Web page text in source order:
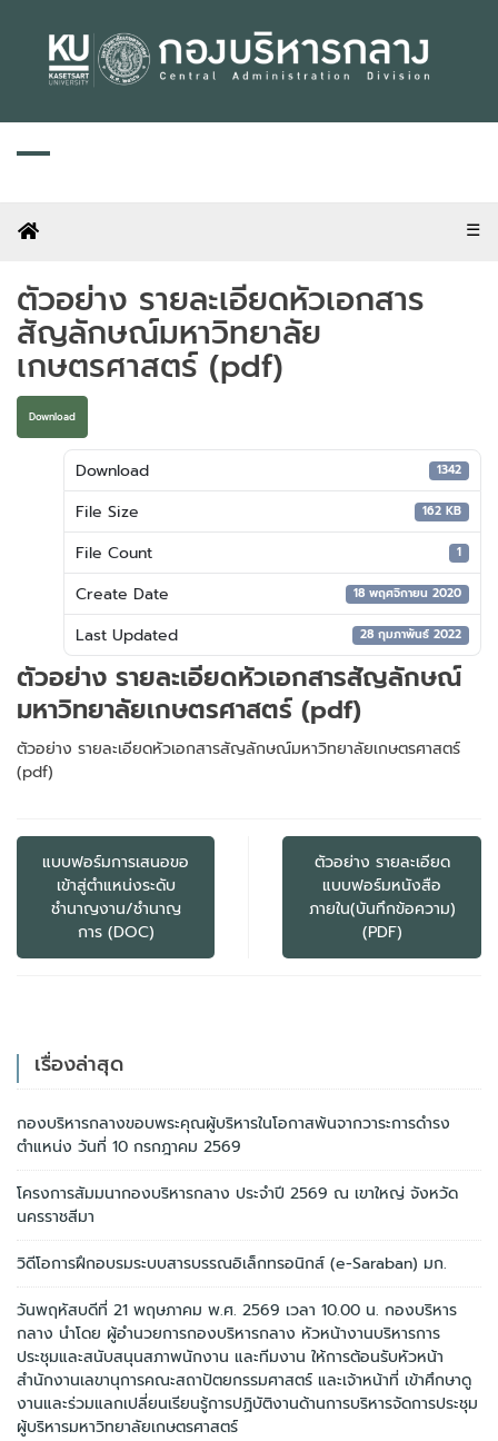
content
☰
ตัวอย่าง รายละเอียดหัวเอกสาร
สัญลักษณ์มหาวิทยาลัย
เกษตรศาสตร์ (pdf)
Download
Download 1342
File Size 162 KB
File Count 1
Create Date 18 พฤศจิกายน 2020
Last Updated 28 กุมภาพันธ์ 2022
ตัวอย่าง รายละเอียดหัวเอกสารสัญลักษณ์
มหาวิทยาลัยเกษตรศาสตร์ (pdf)
ตัวอย่าง รายละเอียดหัวเอกสารสัญลักษณ์มหาวิทยาลัยเกษตรศาสตร์
(pdf)
แนะแนว
เรื่อง
แบบฟอร์มการเสนอขอ
เข้าสู่ตำแหน่งระดับ
ชำนาญงาน/ชำนาญ
การ (DOC)
ตัวอย่าง รายละเอียด
แบบฟอร์มหนังสือ
ภายใน(บันทึกข้อความ)
(PDF)
เรื่องล่าสุด
กองบริหารกลางขอบพระคุณผู้บริหารในโอกาสพ้นจากวาระการดำรง
ตำแหน่ง วันที่ 10 กรกฎาคม 2569
โครงการสัมมนากองบริหารกลาง ประจำปี 2569 ณ เขาใหญ่ จังหวัด
นครราชสีมา
วิดีโอการฝึกอบรมระบบสารบรรณอิเล็กทรอนิกส์ (e-Saraban) มก.
วันพฤหัสบดีที่ 21 พฤษภาคม พ.ศ. 2569 เวลา 10.00 น. กองบริหาร
กลาง นำโดย ผู้อำนวยการกองบริหารกลาง หัวหน้างานบริหารการ
ประชุมและสนับสนุนสภาพนักงาน และทีมงาน ให้การต้อนรับหัวหน้า
สำนักงานเลขานุการคณะสถาปัตยกรรมศาสตร์ และเจ้าหน้าที่ เข้าศึกษาดู
งานและร่วมแลกเปลี่ยนเรียนรู้การปฏิบัติงานด้านการบริหารจัดการประชุม
ผู้บริหารมหาวิทยาลัยเกษตรศาสตร์